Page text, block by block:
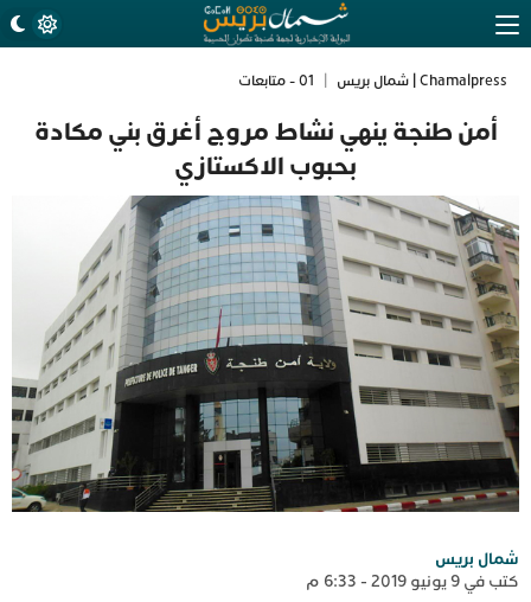
Chamalpress | شمال بريس 01 - متابعات
أمن طنجة ينهي نشاط مروج أغرق بني مكادة
بحبوب الاكستازي
شمال بريس
كتب في 9 يونيو 2019 - 6:33 م